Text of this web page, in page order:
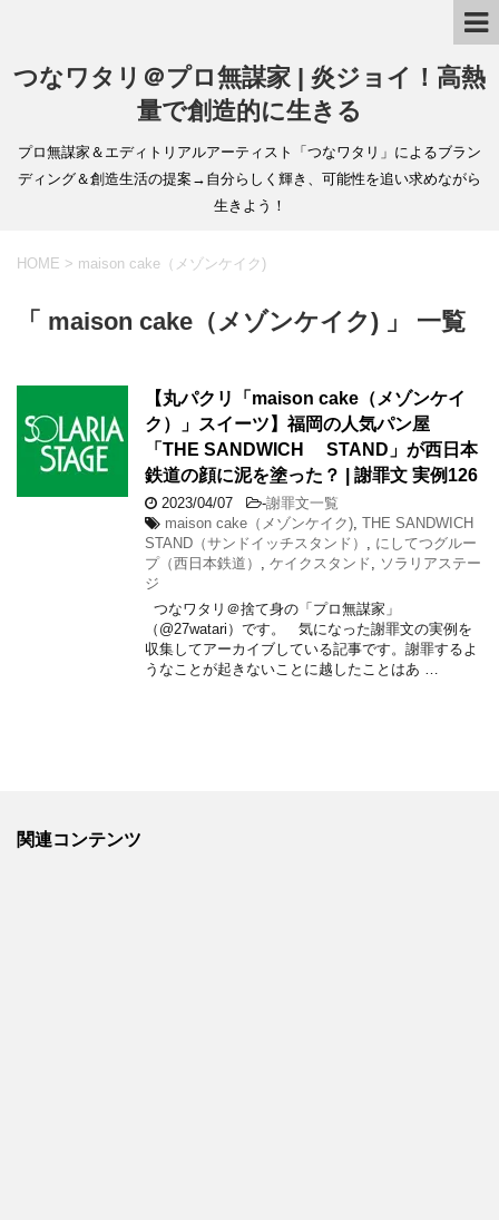
つなワタリ＠プロ無謀家 | 炎ジョイ！高熱
量で創造的に生きる
プロ無謀家＆エディトリアルアーティスト「つなワタリ」によるブラン
ディング＆創造生活の提案→自分らしく輝き、可能性を追い求めながら
生きよう！
HOME > maison cake（メゾンケイク)
「 maison cake（メゾンケイク) 」 一覧
【丸パクリ「maison cake（メゾンケイ
ク）」スイーツ】福岡の人気パン屋
「THE SANDWICH STAND」が西日本
鉄道の顔に泥を塗った？ | 謝罪文 実例126
2023/04/07 -謝罪文一覧
maison cake（メゾンケイク) THE SANDWICH
STAND（サンドイッチスタンド）
にしてつグルー
プ（西日本鉄道）
ケイクスタンド
ソラリアステー
ジ
つなワタリ＠捨て身の「プロ無謀家」
（@27watari）です。 気になった謝罪文の実例を
収集してアーカイブしている記事です。謝罪するよ
うなことが起きないことに越したことはあ …
関連コンテンツ